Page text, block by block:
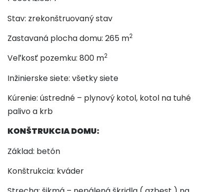
Stav: zrekonštruovaný stav
Zastavaná plocha domu: 265 m2
Veľkosť pozemku: 800 m2
Inžinierske siete: všetky siete
Kúrenie: ústredné – plynový kotol, kotol na tuhé
palivo a krb
KONŠTRUKCIA DOMU:
Základ: betón
Konštrukcia: kváder